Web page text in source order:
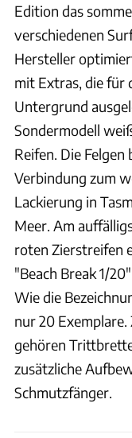
Edition das
verschiedenen
Hersteller
mit Extras, die für
Untergrund
Sondermodell
Reifen. Die
Verbindung zum
Lackierung in
Meer. Am
roten Zierstreifen
"Beach Break 1/
Wie die
nur 20
gehören
zusätzliche
Schmutzfänger.